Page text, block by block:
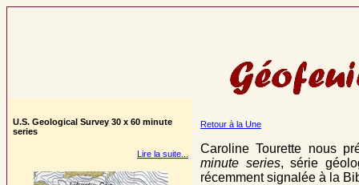
U.S. Geological Survey 30 x 60 minute
series
Lire la suite...
Retour à la Une
Caroline Tourette nous
minute series, série
récemment signalée à la